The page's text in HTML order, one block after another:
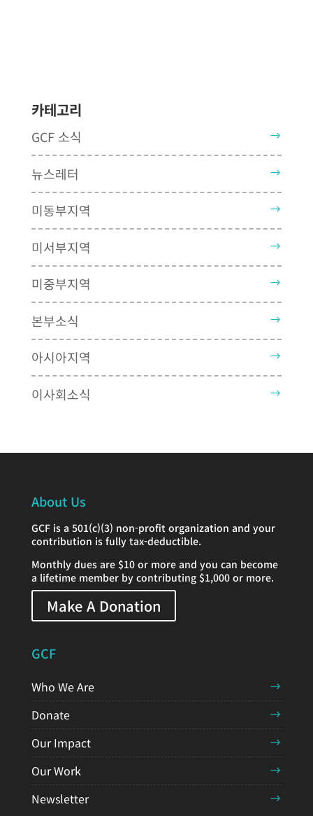
카테고리
GCF 소식
뉴스레터
미동부지역
미서부지역
미중부지역
본부소식
아시아지역
이사회소식
About Us
GCF is a 501(c)(3) non-profit organization and your
contribution is fully tax-deductible.
Monthly dues are $10 or more and you can become
a lifetime member by contributing $1,000 or more.
Make A Donation
GCF
Who We Are
Donate
Our Impact
Our Work
Newsletter